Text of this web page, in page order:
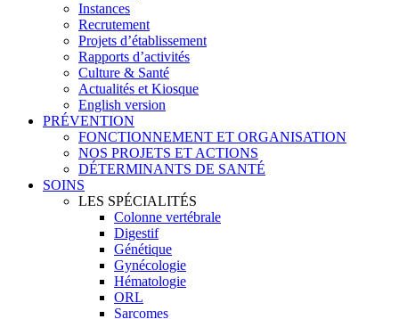
Instances
Recrutement
Projets d’établissement
Rapports d’activités
Culture & Santé
Actualités et Kiosque
English version
PRÉVENTION
FONCTIONNEMENT ET ORGANISATION
NOS PROJETS ET ACTIONS
DÉTERMINANTS DE SANTÉ
SOINS
LES SPÉCIALITÉS
Colonne vertébrale
Digestif
Génétique
Gynécologie
Hématologie
ORL
Sarcomes